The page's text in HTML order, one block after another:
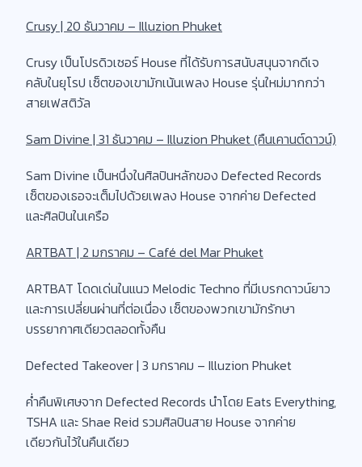
Crusy | 20 ธันวาคม – Illuzion Phuket
Crusy เป็นโปรดิวเซอร์ House ที่ได้รับการสนับสนุนจากดีเจ
คลับในยุโรป เซ็ตของเขามักเน้นเพลง House รุ่นใหม่มากกว่า
สายเฟสติวัล
Sam Divine | 31 ธันวาคม – Illuzion Phuket (คืนเคานต์ดาวน์)
Sam Divine เป็นหนึ่งในศิลปินหลักของ Defected Records
เซ็ตของเธอจะเต็มไปด้วยเพลง House จากค่าย Defected
และศิลปินในเครือ
ARTBAT | 2 มกราคม – Café del Mar Phuket
ARTBAT โดดเด่นในแนว Melodic Techno ที่มีเบรกดาวน์ยาว
และการเปลี่ยนผ่านที่ต่อเนื่อง เซ็ตของพวกเขามักรักษา
บรรยากาศเดียวตลอดทั้งคืน
Defected Takeover | 3 มกราคม – Illuzion Phuket
ค่ำคืนพิเศษจาก Defected Records นำโดย Eats Everything,
TSHA และ Shae Reid รวมศิลปินสาย House จากค่าย
เดียวกันไว้ในคืนเดียว